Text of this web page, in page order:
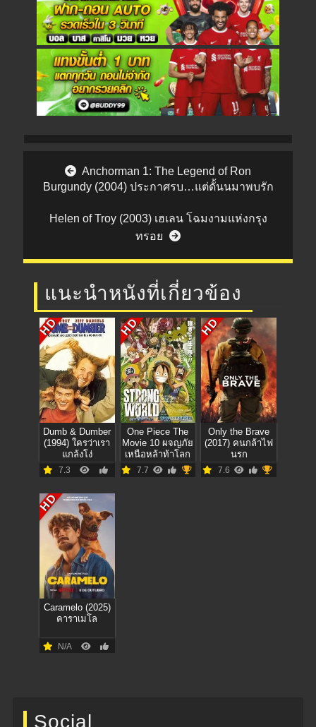
Post navigationAnchorman 1: The Legend of Ron
Burgundy (2004) ประกาศรบ…แต่ดั้นนมาพบรัก
Helen of Troy (2003) เฮเลน โฉมงามแห่งกรุง
ทรอย
แนะนำหนังที่เกี่ยวข้อง
HD
Dumb & Dumber
(1994) ใครว่าเรา
แกล้งโง่
7.3
HD
One Piece The
Movie 10 ผจญภัย
เหนือหล้าท้าโลก
7.7
HD
Only the Brave
(2017) คนกล้าไฟ
นรก
7.6
HD
Caramelo (2025)
คาราเมโล
N/A
Social